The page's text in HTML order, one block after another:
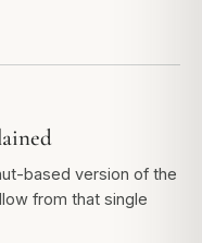
based version of the
from that single